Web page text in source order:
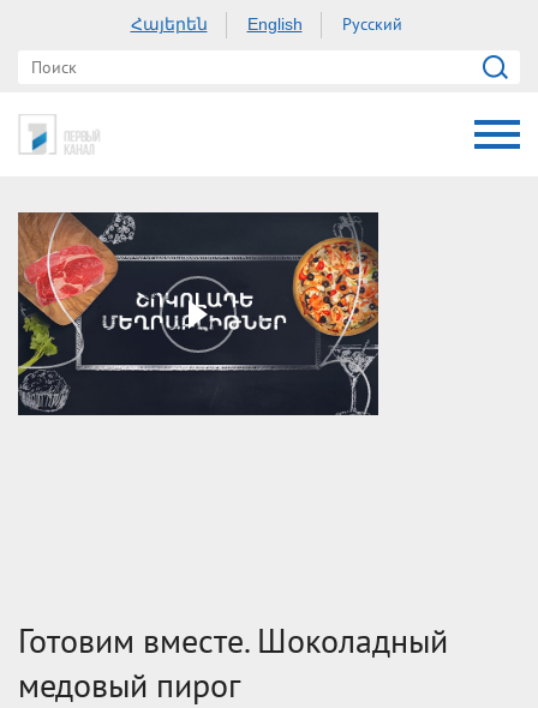
Հայերեն English Русский
Готовим вместе. Шоколадный
медовый пирог